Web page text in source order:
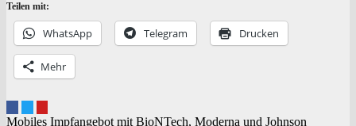
Teilen mit:
Whats­App Tele­gram Dru­cken
Mehr
Mobiles Impfangebot mit BioNTech, Moderna und Johnson